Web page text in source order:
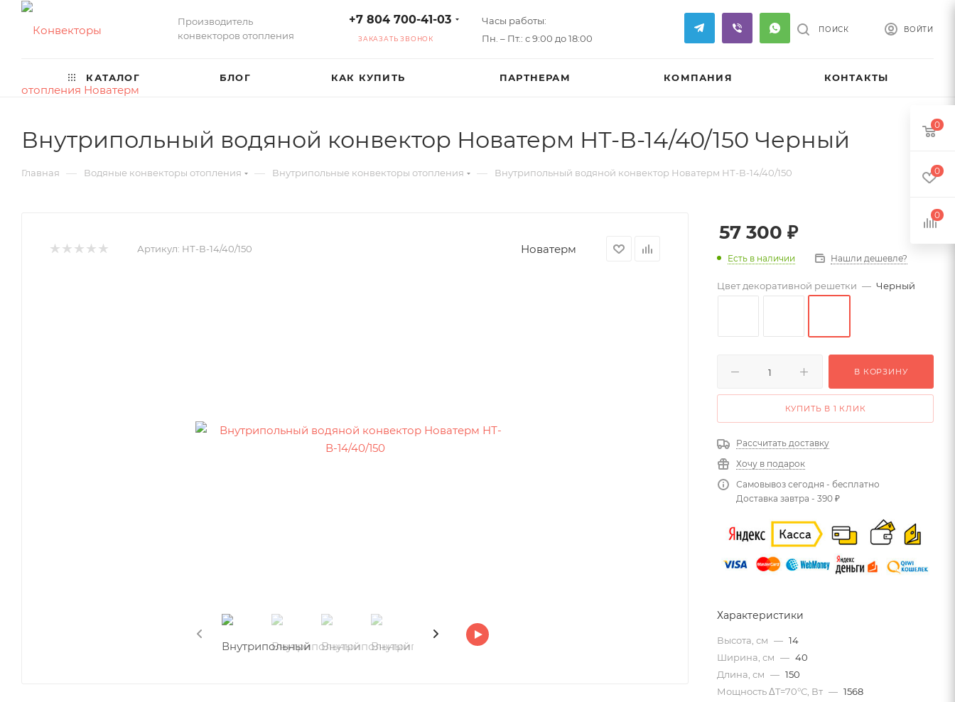
Производитель
конвекторов отопления
+7 804 700-41-03
ЗАКАЗАТЬ ЗВОНОК
Часы работы:
Пн. – Пт.: с 9:00 до 18:00
ВОЙТИ
ПОИСК
КАТАЛОГ БЛОГ КАК КУПИТЬ ПАРТНЕРАМ КОМПАНИЯ КОНТАКТЫ
Внутрипольный водяной конвектор Новатерм НТ-В-14/40/150 Черный
Главная — Водяные конвекторы отопления — Внутрипольные конвекторы отопления — Внутрипольный водяной конвектор Новатерм НТ-В-14/40/150
Артикул: НТ-В-14/40/150 Новатерм
57 300 ₽
Есть в наличии Нашли дешевле?
Цвет декоративной решетки — Черный
В КОРЗИНУ
КУПИТЬ В 1 КЛИК
Рассчитать доставку
Хочу в подарок
Самовывоз сегодня - бесплатно
Доставка завтра - 390 ₽
Характеристики
Высота, см — 14
Ширина, см — 40
Длина, см — 150
Мощность ΔT=70°С, Вт — 1568
0
0
0